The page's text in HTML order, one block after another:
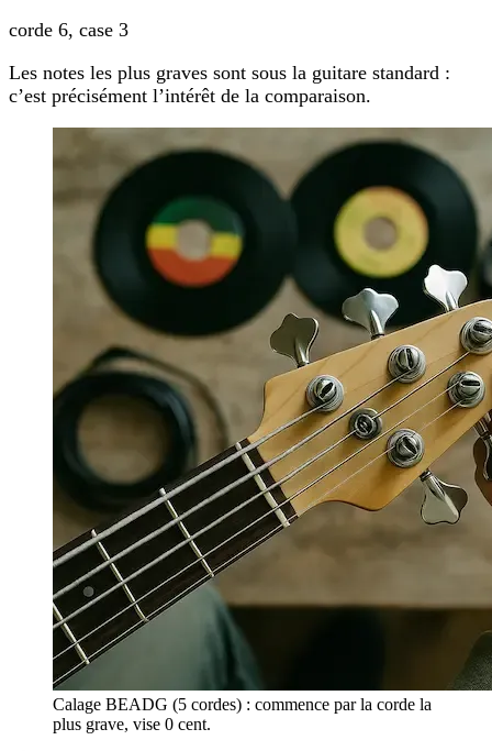
corde 6, case 3
Les notes les plus graves sont sous la guitare standard :
c’est précisément l’intérêt de la comparaison.
Calage BEADG (5 cordes) : commence par la corde la
plus grave, vise 0 cent.